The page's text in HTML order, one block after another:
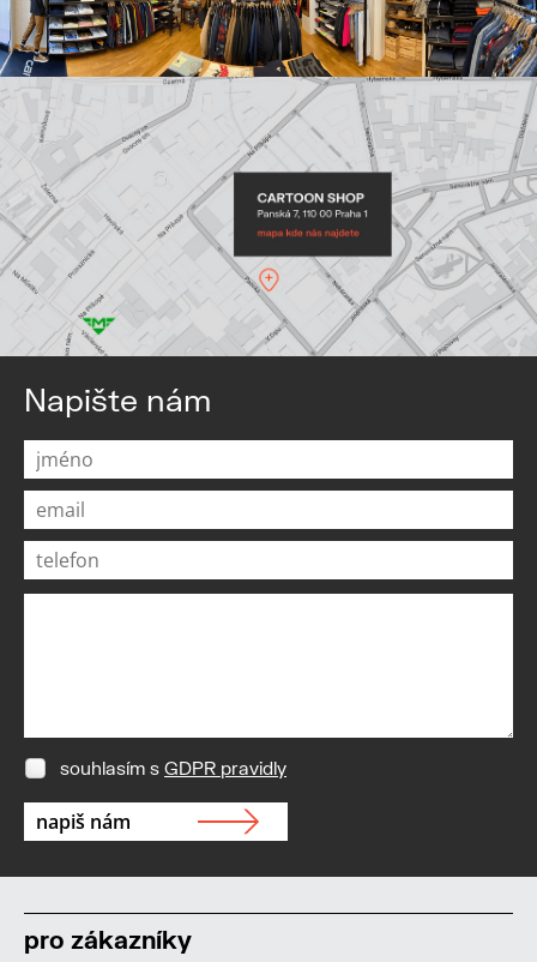
Napište nám
souhlasím s GDPR pravidly
pro zákazníky